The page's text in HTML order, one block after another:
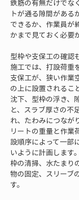
鉄筋の有無だけでな
トが通る隙間がある
できるか、作業員が
かまで見ておく必要
型枠や支保工の確認
施工では、打設荷重
支保工が、狭い作業
の上に設置されるこ
沈下、型枠の浮き、
と、スラブ厚さの不
れ、たわみにつなが
リートの重量と作業
設順序によって一部
いように計画します
枠の清掃、水たまり
物の固定、スリーブ
す。